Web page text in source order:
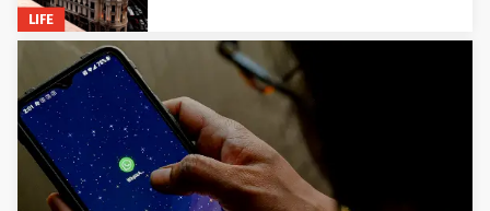
LIFE